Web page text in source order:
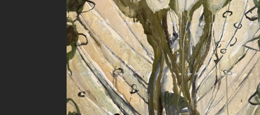
ПОДРОБНЕЕ